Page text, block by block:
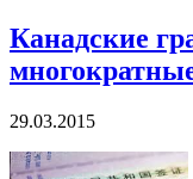
Канадские
29.03.2015